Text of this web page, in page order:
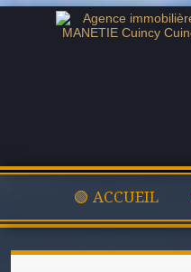
🟢 ACCUEIL